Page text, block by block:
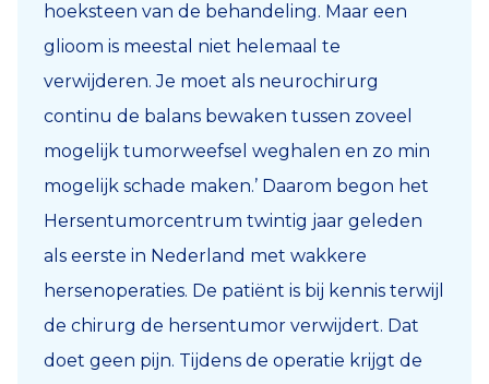
hoeksteen van de behandeling. Maar een
glioom is meestal niet helemaal te
verwijderen. Je moet als neurochirurg
continu de balans bewaken tussen zoveel
mogelijk tumorweefsel weghalen en zo min
mogelijk schade maken.’ Daarom begon het
Hersentumorcentrum twintig jaar geleden
als eerste in Nederland met wakkere
hersenoperaties. De patiënt is bij kennis terwijl
de chirurg de hersentumor verwijdert. Dat
doet geen pijn. Tijdens de operatie krijgt de